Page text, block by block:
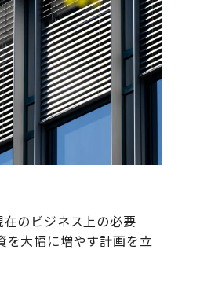
のビジネス上の必要
を大幅に増やす計画を立